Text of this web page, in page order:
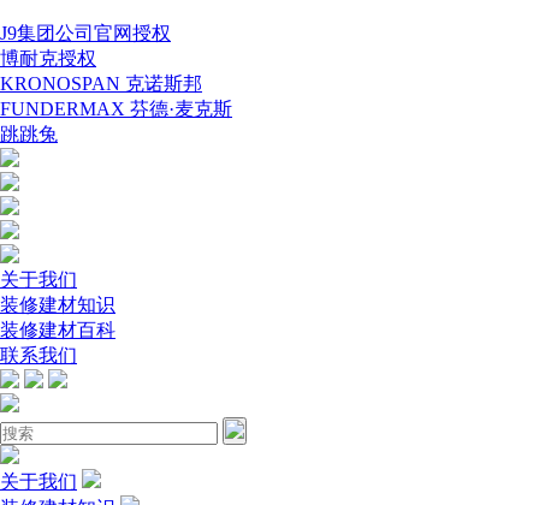
J9集团公司官网授权
博耐克授权
KRONOSPAN 克诺斯邦
FUNDERMAX 芬德·麦克斯
跳跳兔
关于我们
装修建材知识
装修建材百科
联系我们
关于我们